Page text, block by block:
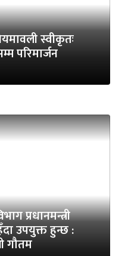
स्वीकृतः
परिमार्जन
प्रधानमन्त्री
उपयुक्त हुन्छ :
गौतम